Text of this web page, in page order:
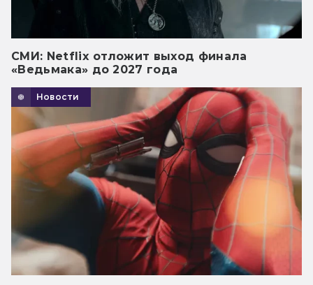
СМИ: Netflix отложит выход финала
«Ведьмака» до 2027 года
Новости